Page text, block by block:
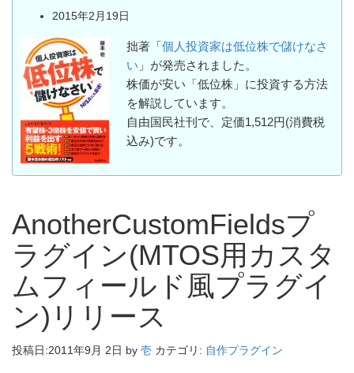
2015年2月19日
拙著「 個人投資家は低位株で儲けなさ
い 」が発売されました。
株価が安い「低位株」に投資する方法
を解説しています。
自由国民社刊で、定価1,512円(消費税
込み)です。
AnotherCustomFieldsプ
ラグイン(MTOS用カスタ
ムフィールド風プラグイ
ン)リリース
投稿日:2011年9月 2日 by 壱 カテゴリ: 自作プラグイン